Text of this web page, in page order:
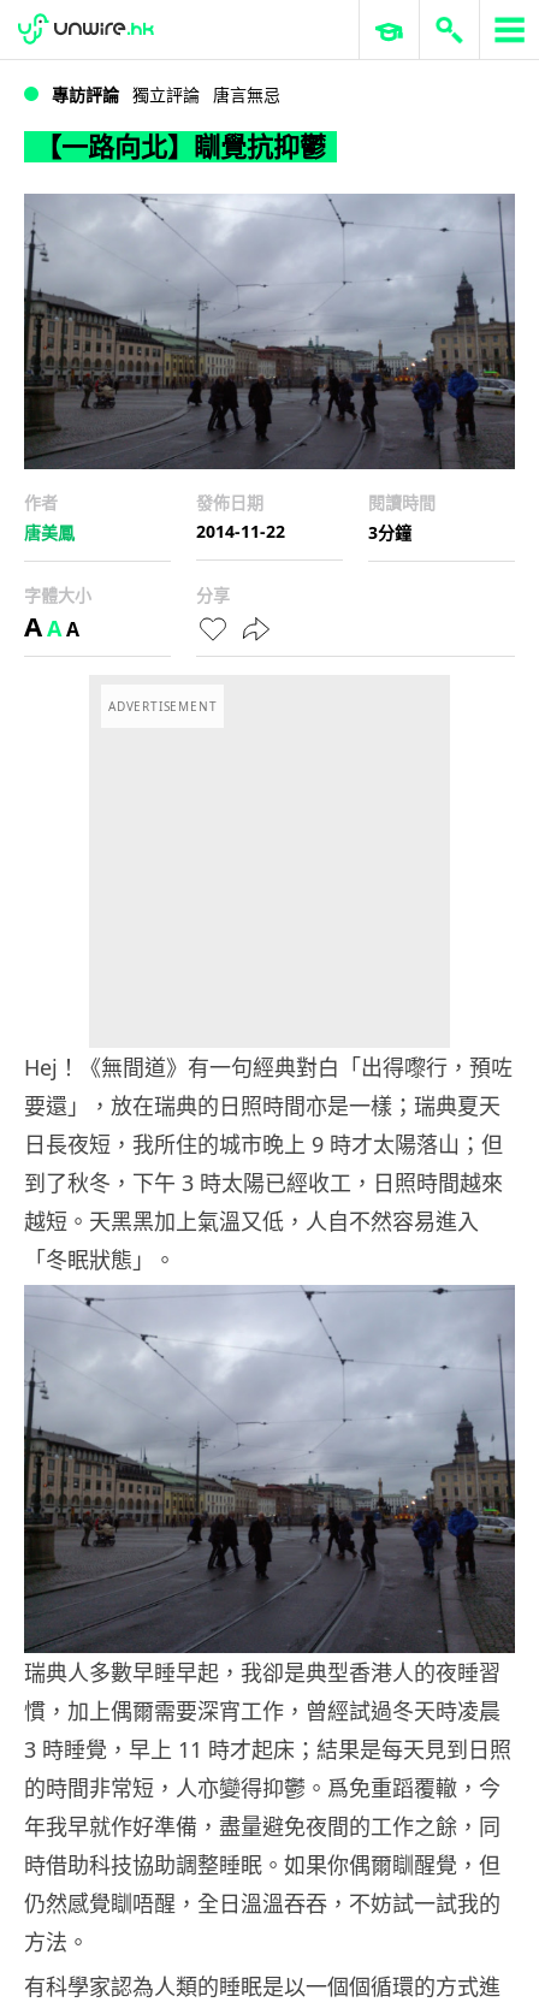
【一路向北】瞓覺抗抑鬱
WWDC 2026 ERP 與商業 AI
專訪評論 獨立評論 唐言無忌
【一路向北】瞓覺抗抑鬱
作者
唐美鳳
發佈日期
2014-11-22
閱讀時間
3分鐘
字體大小
AAA
分享
ADVERTISEMENT
Hej！《無間道》有一句經典對白「出得嚟行，預咗
要還」，放在瑞典的日照時間亦是一樣；瑞典夏天
日長夜短，我所住的城市晚上 9 時才太陽落山；但
到了秋冬，下午 3 時太陽已經收工，日照時間越來
越短。天黑黑加上氣溫又低，人自不然容易進入
「冬眠狀態」。
瑞典人多數早睡早起，我卻是典型香港人的夜睡習
慣，加上偶爾需要深宵工作，曾經試過冬天時凌晨
3 時睡覺，早上 11 時才起床；結果是每天見到日照
的時間非常短，人亦變得抑鬱。爲免重蹈覆轍，今
年我早就作好準備，盡量避免夜間的工作之餘，同
時借助科技協助調整睡眠。如果你偶爾瞓醒覺，但
仍然感覺瞓唔醒，全日溫溫吞吞，不妨試一試我的
方法。
有科學家認為人類的睡眠是以一個個循環的方式進